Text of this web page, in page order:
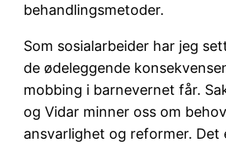
behandlingsmetoder.
Som sosialarbeider har jeg
de ødeleggende
mobbing i barnevernet får.
og Vidar minner oss om
ansvarlighet og reformer. Det